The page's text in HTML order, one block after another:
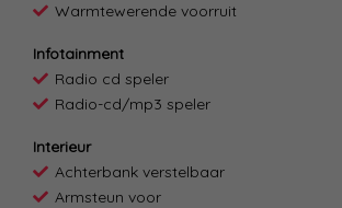
Warmtewerende voorruit
Infotainment
Radio cd speler
Radio-cd/mp3 speler
Interieur
Achterbank verstelbaar
Armsteun voor